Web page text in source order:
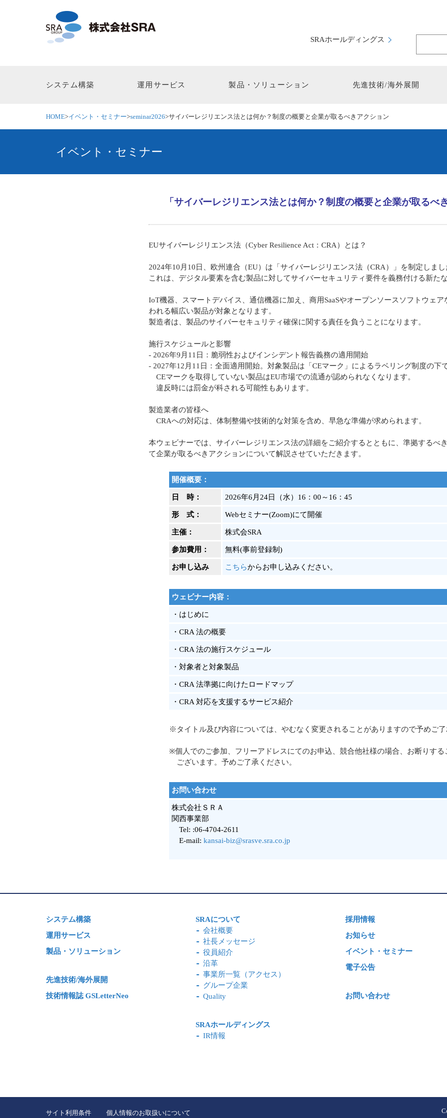
SRAホールディングス
システム構築 運用サービス 製品・ソリューション 先進技術/海外展開
HOME>イベント・セミナー>seminar2026>サイバーレジリエンス法とは何か？制度の概要と企業が取るべきアクション
イベント・セミナー
「サイバーレジリエンス法とは何か？制度の概要と企業が取るべ
EUサイバーレジリエンス法（Cyber Resilience Act：CRA）とは？
2024年10月10日、欧州連合（EU）は「サイバーレジリエンス法（CRA）」を制定しまし
これは、デジタル要素を含む製品に対してサイバーセキュリティ要件を義務付ける新たな
IoT機器、スマートデバイス、通信機器に加え、商用SaaSやオープンソースソフトウェア
われる幅広い製品が対象となります。
製造者は、製品のサイバーセキュリティ確保に関する責任を負うことになります。
施行スケジュールと影響
- 2026年9月11日：脆弱性およびインシデント報告義務の適用開始
- 2027年12月11日：全面適用開始。対象製品は「CEマーク」によるラベリング制度の下
CEマークを取得していない製品はEU市場での流通が認められなくなります。
違反時には罰金が科される可能性もあります。
製造業者の皆様へ
CRAへの対応は、体制整備や技術的な対策を含め、早急な準備が求められます。
本ウェビナーでは、サイバーレジリエンス法の詳細をご紹介するとともに、準拠するべ
て企業が取るべきアクションについて解説させていただきます。
開催概要：
日 時： 2026年6月24日（水）16：00～16：45
形 式： Webセミナー(Zoom)にて開催
主催： 株式会SRA
参加費用： 無料(事前登録制)
お申し込み こちらからお申し込みください。
ウェビナー内容：
・はじめに
・CRA 法の概要
・CRA 法の施行スケジュール
・対象者と対象製品
・CRA 法準拠に向けたロードマップ
・CRA 対応を支援するサービス紹介
※タイトル及び内容については、やむなく変更されることがありますので予めご了
※個人でのご参加、フリーアドレスにてのお申込、競合他社様の場合、お断りする
ございます。予めご了承ください。
お問い合わせ
株式会社ＳＲＡ
関西事業部
Tel: :06-4704-2611
E-mail: kansai-biz@srasve.sra.co.jp
システム構築
運用サービス
製品・ソリューション
先進技術/海外展開
技術情報誌 GSLetterNeo
SRAについて
会社概要
社長メッセージ
役員紹介
沿革
事業所一覧（アクセス）
グループ企業
Quality
SRAホールディングス
IR情報
採用情報
お知らせ
イベント・セミナー
電子公告
お問い合わせ
サイト利用条件 個人情報のお取扱いについて